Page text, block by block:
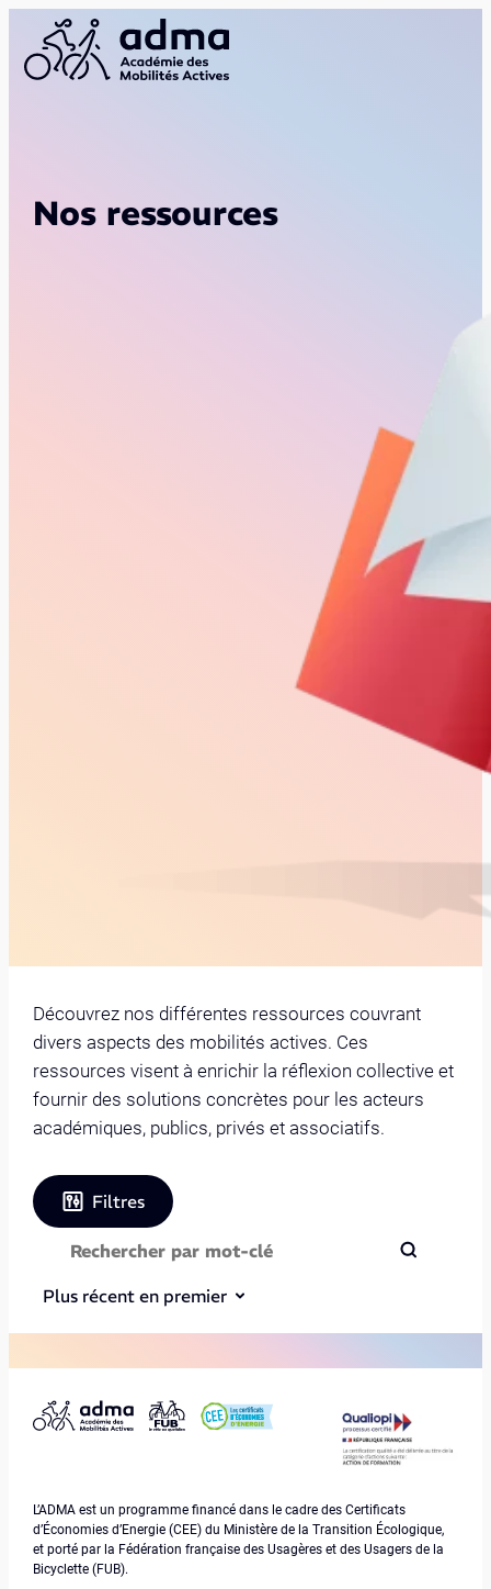
Nos ressources
Découvrez nos différentes ressources couvrant
divers aspects des mobilités actives. Ces
ressources visent à enrichir la réflexion collective et
fournir des solutions concrètes pour les acteurs
académiques, publics, privés et associatifs.
Filtres
Plus récent en premier
L’ADMA est un programme financé dans le cadre des Certificats
d’Économies d’Energie (CEE) du Ministère de la Transition Écologique,
et porté par la Fédération française des Usagères et des Usagers de la
Bicyclette (FUB).